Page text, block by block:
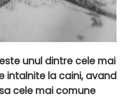
unul dintre cele mai
intalnite la caini, avand
cele mai comune